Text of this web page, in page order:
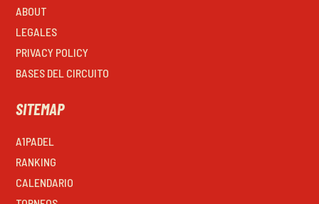
ABOUT
LEGALES
PRIVACY POLICY
BASES DEL CIRCUITO
SITEMAP
A1PADEL
RANKING
CALENDARIO